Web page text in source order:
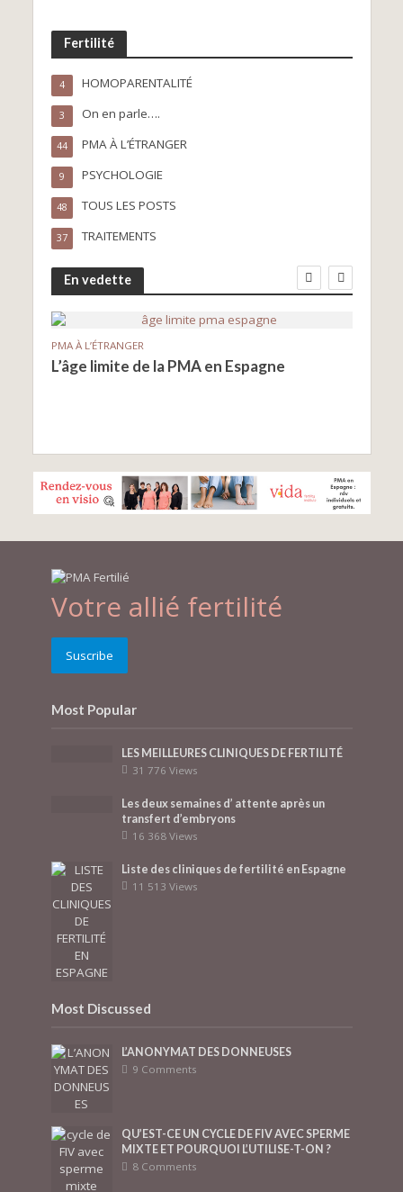
Fertilité
HOMOPARENTALITÉ
4
On en parle….
3
PMA À L’ÉTRANGER
44
PSYCHOLOGIE
9
TOUS LES POSTS
48
TRAITEMENTS
37
En vedette
PMA À L’ÉTRANGER
L’âge limite de la PMA en Espagne
Votre allié fertilité
Suscribe
Most Popular
LES MEILLEURES CLINIQUES DE FERTILITÉ
31 776 Views
Les deux semaines d’ attente après un
transfert d’embryons
16 368 Views
Liste des cliniques de fertilité en Espagne
11 513 Views
Most Discussed
L’ANONYMAT DES DONNEUSES
9 Comments
QU’EST-CE UN CYCLE DE FIV AVEC SPERME
MIXTE ET POURQUOI L’UTILISE-T-ON ?
8 Comments